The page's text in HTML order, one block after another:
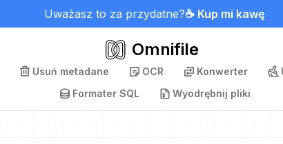
Uważasz to za przydatne?☕ Kup mi kawę
Omnifile
Usuń metadane OCR Konwerter
Formater SQL
Wyodrębnij pliki